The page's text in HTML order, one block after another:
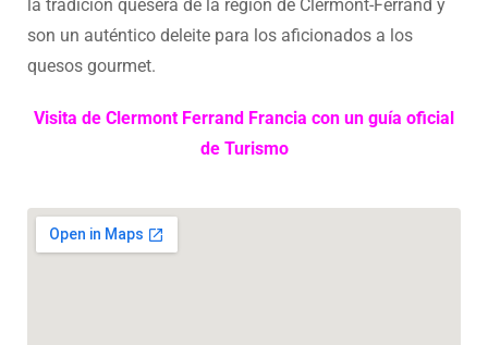
la tradición quesera de la región de Clermont-Ferrand y
son un auténtico deleite para los aficionados a los
quesos gourmet.
Visita de Clermont Ferrand Francia con un guía oficial
de Turismo